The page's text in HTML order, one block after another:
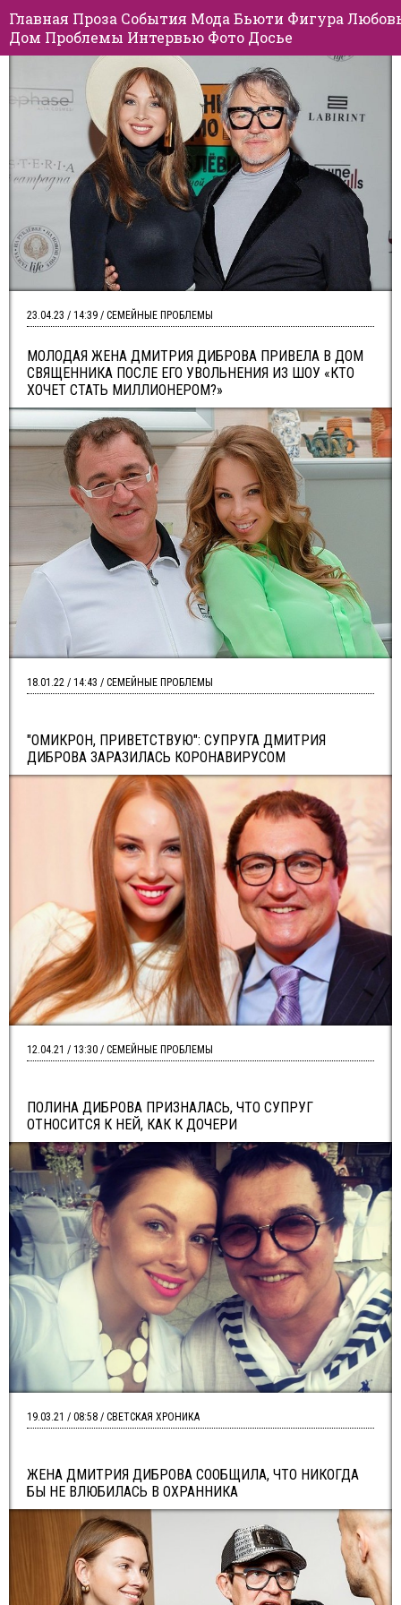
Главная Проза События Мода Бьюти Фигура
Дом Проблемы Интервью Фото Досье
МОЛОДАЯ ЖЕНА ДМИТРИЯ ДИБРОВА ПРИВЕЛА В ДОМ
СВЯЩЕННИКА ПОСЛЕ ЕГО УВОЛЬНЕНИЯ ИЗ ШОУ «КТО
ХОЧЕТ СТАТЬ МИЛЛИОНЕРОМ?»
23.04.23 / 14:39 / СЕМЕЙНЫЕ ПРОБЛЕМЫ
"ОМИКРОН, ПРИВЕТСТВУЮ": СУПРУГА ДМИТРИЯ
ДИБРОВА ЗАРАЗИЛАСЬ КОРОНАВИРУСОМ
18.01.22 / 14:43 / СЕМЕЙНЫЕ ПРОБЛЕМЫ
ПОЛИНА ДИБРОВА ПРИЗНАЛАСЬ, ЧТО СУПРУГ
ОТНОСИТСЯ К НЕЙ, КАК К ДОЧЕРИ
12.04.21 / 13:30 / СЕМЕЙНЫЕ ПРОБЛЕМЫ
ЖЕНА ДМИТРИЯ ДИБРОВА СООБЩИЛА, ЧТО НИКОГДА
БЫ НЕ ВЛЮБИЛАСЬ В ОХРАННИКА
19.03.21 / 08:58 / СВЕТСКАЯ ХРОНИКА